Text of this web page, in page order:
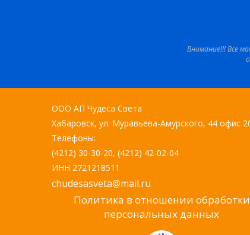
Внимание!!! Все
ООО АП Чудеса Света
Хабаровск, ул. Муравьева-Амурского, 44 офис
Телефоны:
(4212) 30-30-20, (4212) 42-02-04
ИНН 2721218511
chudesasveta@mail.ru
Политика в отношении обработки
персональных данных